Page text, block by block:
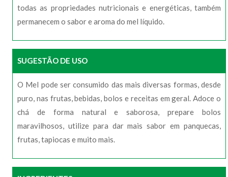
todas as propriedades nutricionais e energéticas, também
permanecem o sabor e aroma do mel líquido.
SUGESTÃO DE USO
O Mel pode ser consumido das mais diversas formas, desde
puro, nas frutas, bebidas, bolos e receitas em geral. Adoce o
chá de forma natural e saborosa, prepare bolos
maravilhosos, utilize para dar mais sabor em panquecas,
frutas, tapiocas e muito mais.